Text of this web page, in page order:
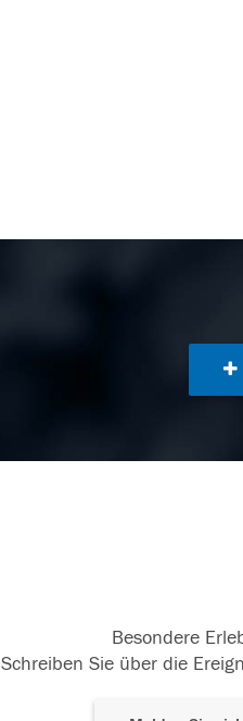
Besondere
Schreiben Sie über die